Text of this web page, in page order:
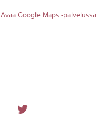
Avaa Google Maps -palvelussa